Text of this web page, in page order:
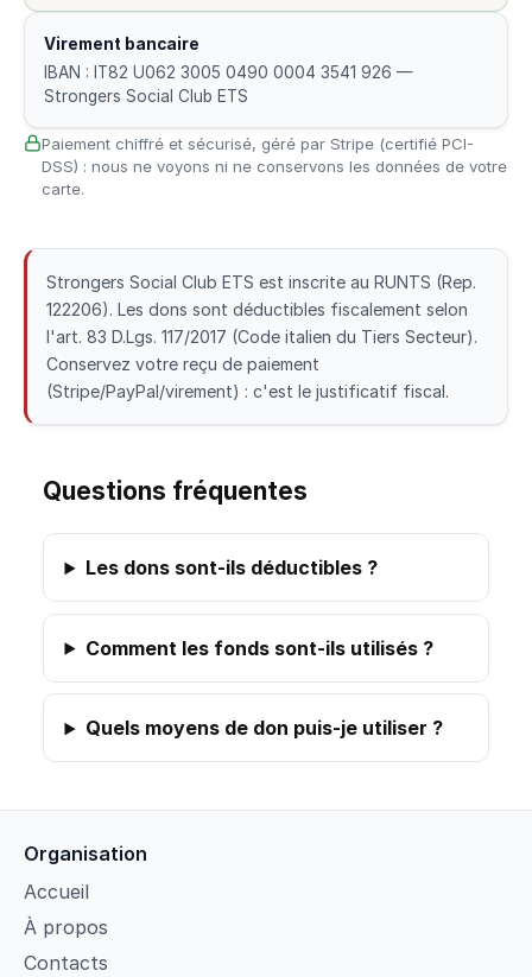
Virement bancaire
IBAN : IT82 U062 3005 0490 0004 3541 926 —
Strongers Social Club ETS
Paiement chiffré et sécurisé, géré par Stripe (certifié PCI-
DSS) : nous ne voyons ni ne conservons les données de votre
carte.
Strongers Social Club ETS est inscrite au RUNTS (Rep.
122206). Les dons sont déductibles fiscalement selon
l'art. 83 D.Lgs. 117/2017 (Code italien du Tiers Secteur).
Conservez votre reçu de paiement
(Stripe/PayPal/virement) : c'est le justificatif fiscal.
Questions fréquentes
Les dons sont-ils déductibles ?
Comment les fonds sont-ils utilisés ?
Quels moyens de don puis-je utiliser ?
Organisation
Accueil
À propos
Contacts